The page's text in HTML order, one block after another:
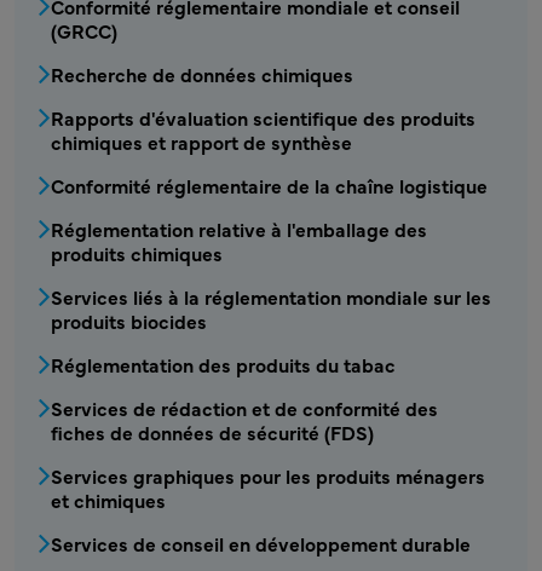
Conformité réglementaire mondiale et conseil
Rapports d'évaluation scientifique des produits
Réglementation relative à l'emballage des
Services liés à la réglementation mondiale sur les
Services de rédaction et de conformité des
Services graphiques pour les produits ménagers